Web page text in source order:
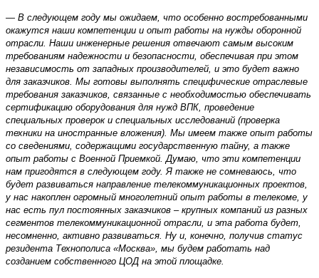
— В следующем году мы ожидаем, что особенно востребованными
окажутся наши компетенции и опыт работы на нужды оборонной
отрасли. Наши инженерные решения отвечают самым высоким
требованиям надежности и безопасности, обеспечивая при этом
независимость от западных производителей, и это будет важно
для заказчиков. Мы готовы выполнять специфические отраслевые
требования заказчиков, связанные с необходимостью обеспечивать
сертификацию оборудования для нужд ВПК, проведение
специальных проверок и специальных исследований (проверка
техники на иностранные вложения). Мы имеем также опыт работы
со сведениями, содержащими государственную тайну, а также
опыт работы с Военной Приемкой. Думаю, что эти компетенции
нам пригодятся в следующем году. Я также не сомневаюсь, что
будет развиваться направление телекоммуникационных проектов,
у нас накоплен огромный многолетний опыт работы в телекоме, у
нас есть пул постоянных заказчиков – крупных компаний из разных
сегментов телекоммуникационной отрасли, и эта работа будет,
несомненно, активно развиваться. Ну и, конечно, получив статус
резидента Технополиса «Москва», мы будем работать над
созданием собственного ЦОД на этой площадке.